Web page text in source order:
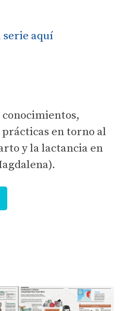
serie aquí
conocimientos,
en torno al
y la lactancia en